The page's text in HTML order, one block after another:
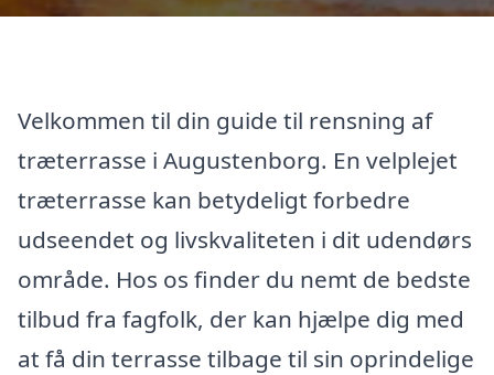
Velkommen til din guide til rensning af
træterrasse i Augustenborg. En velplejet
træterrasse kan betydeligt forbedre
udseendet og livskvaliteten i dit udendørs
område. Hos os finder du nemt de bedste
tilbud fra fagfolk, der kan hjælpe dig med
at få din terrasse tilbage til sin oprindelige